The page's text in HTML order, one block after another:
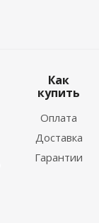
Как
купить
Оплата
Доставка
Гарантии